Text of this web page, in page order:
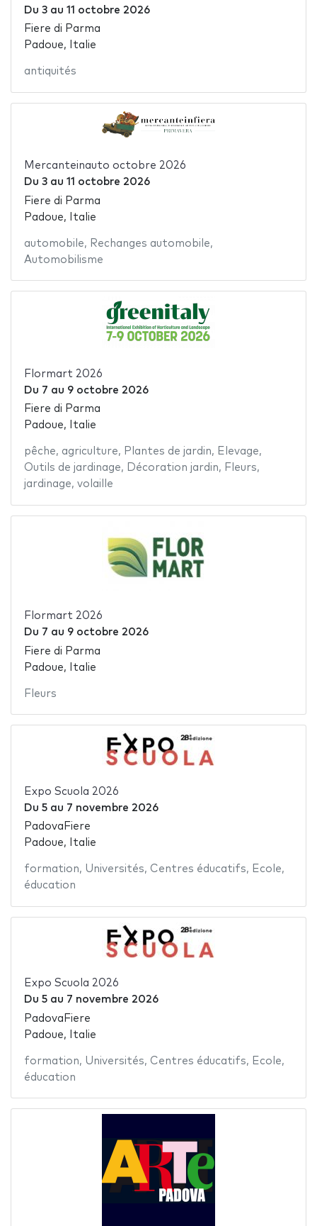
Du 3au 11 octobre 2026
Fiere di Parma
Padoue, Italie
antiquités
Mercanteinauto octobre 2026
Du 3au 11 octobre 2026
Fiere di Parma
Padoue, Italie
automobile, Rechanges automobile,
Automobilisme
Flormart 2026
Du 7 au 9 octobre 2026
Fiere di Parma
Padoue, Italie
pêche, agriculture, Plantes de jardin, Elevage,
Outils de jardinage, Décoration jardin, Fleurs,
jardinage, volaille
Flormart 2026
Du 7 au 9 octobre 2026
Fiere di Parma
Padoue, Italie
Fleurs
Expo Scuola 2026
Du 5au 7 novembre 2026
PadovaFiere
Padoue, Italie
formation, Universités, Centres éducatifs, Ecole,
éducation
Expo Scuola 2026
Du 5au 7 novembre 2026
PadovaFiere
Padoue, Italie
formation, Universités, Centres éducatifs, Ecole,
éducation